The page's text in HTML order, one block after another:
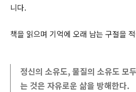
니다.
책을 읽으며 기억에 오래 남는 구절을
정신의 소유도, 물질의 소유도 모
는 것은 자유로운 삶을 방해한다.